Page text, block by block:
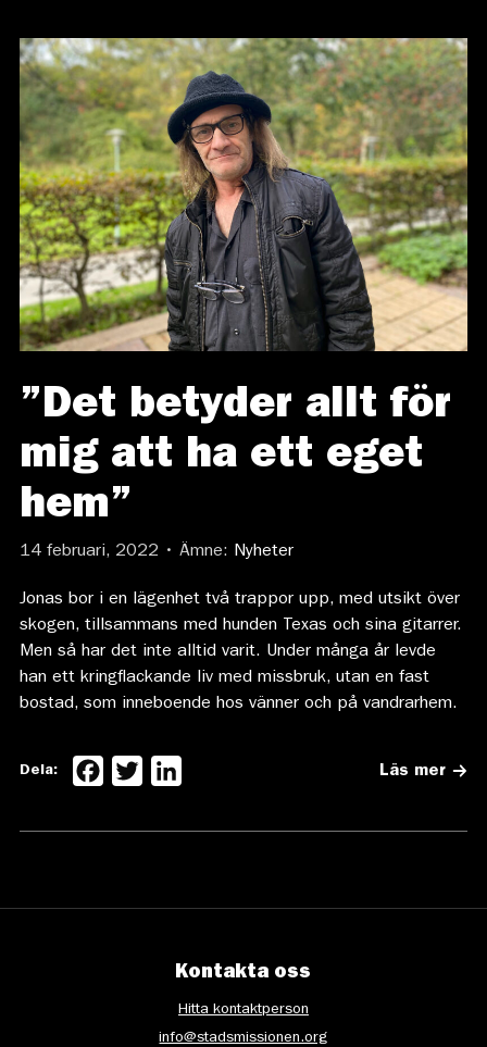
”Det betyder allt för
mig att ha ett eget
hem”
14 februari, 2022 • Ämne: Nyheter
Jonas bor i en lägenhet två trappor upp, med utsikt över
skogen, tillsammans med hunden Texas och sina gitarrer.
Men så har det inte alltid varit. Under många år levde
han ett kringflackande liv med missbruk, utan en fast
bostad, som inneboende hos vänner och på vandrarhem.
Läs mer
Dela: Facebook
Twitter
Kontakta oss
Hitta kontaktperson
info@stadsmissionen.org